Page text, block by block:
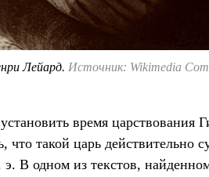
Лейард. Источник: Wikimedia
время царствования
что такой царь действительно
В одном из текстов,